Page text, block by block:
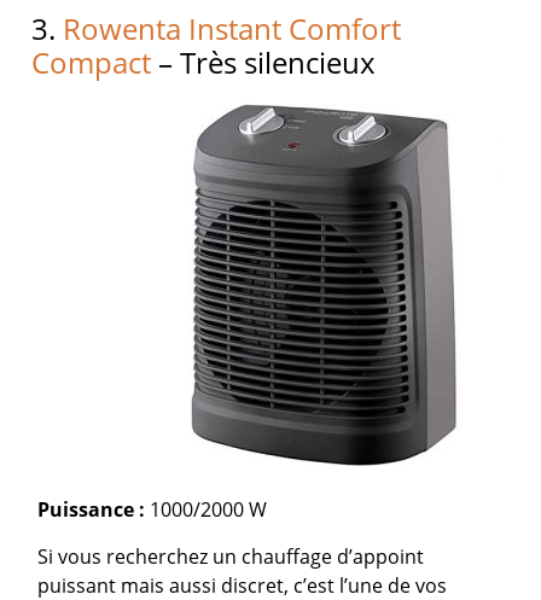
3. Rowenta Instant Comfort
Compact – Très silencieux
Puissance : 1000/2000 W
Si vous recherchez un chauffage d’appoint
puissant mais aussi discret, c’est l’une de vos